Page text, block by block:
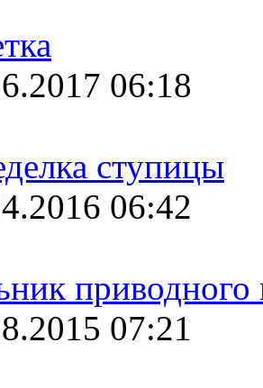
06:18
ступицы
06:42
приводного
07:21